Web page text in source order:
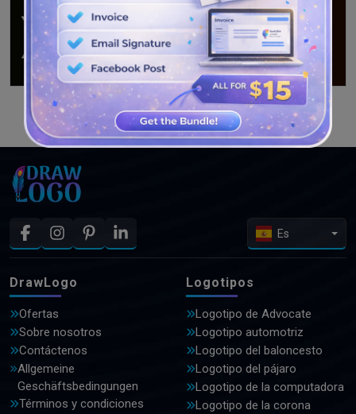
VER MÁS DISEÑOS
Es
DrawLogo
Ofertas
Sobre nosotros
Contáctenos
Allgemeine
Geschäftsbedingungen
Términos y condiciones
Logotipos
Logotipo de Advocate
Logotipo automotriz
Logotipo del baloncesto
Logotipo del pájaro
Logotipo de la computadora
Logotipo de la corona